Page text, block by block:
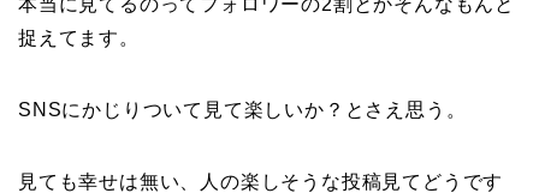
捉えてます。
SNSにかじりついて見て楽しいか？とさえ思う。
見ても幸せは無い、人の楽しそうな投稿見てどうです